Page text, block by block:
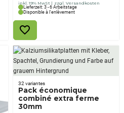
inkl. 19% MwSt zzgl. Versandkosten
Lieferzeit: 3 - 6 Arbeitstage
Disponible à l'enlèvement
Pack économique
combiné extra ferme
30mm
32 variantes